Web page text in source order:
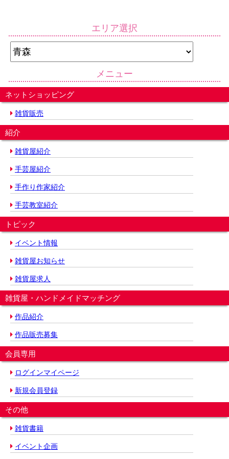
エリア選択
メニュー
ネットショッピング
雑貨販売
紹介
雑貨屋紹介
手芸屋紹介
手作り作家紹介
手芸教室紹介
トピック
イベント情報
雑貨屋お知らせ
雑貨屋求人
雑貨屋・ハンドメイドマッチング
作品紹介
作品販売募集
会員専用
ログインマイページ
新規会員登録
その他
雑貨書籍
イベント企画